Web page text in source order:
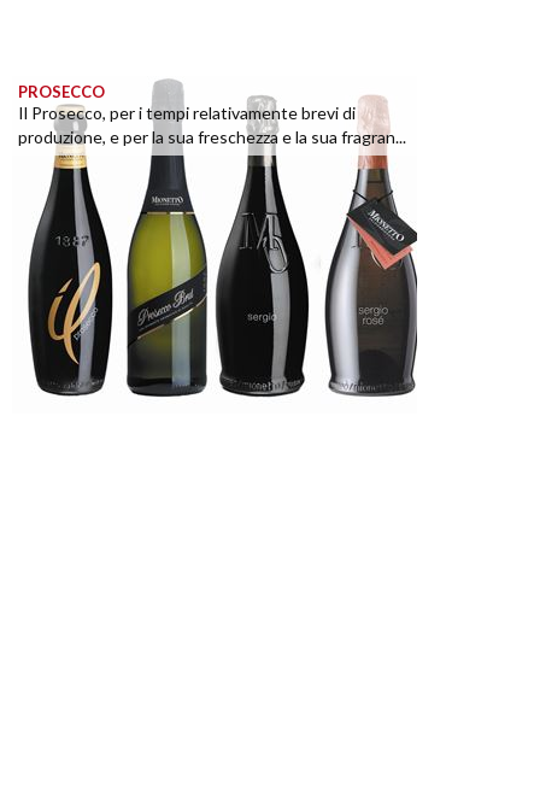
PROSECCO
Il Prosecco, per i tempi relativamente brevi di
produzione, e per la sua freschezza e la sua fragran...